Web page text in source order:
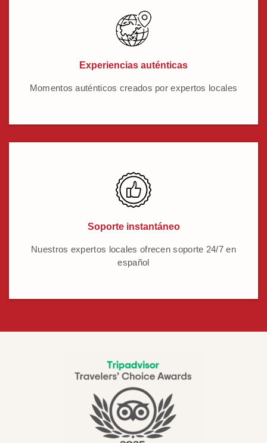
Experiencias auténticas
Momentos auténticos creados por expertos locales
Soporte instantáneo
Nuestros expertos locales ofrecen soporte 24/7 en
español